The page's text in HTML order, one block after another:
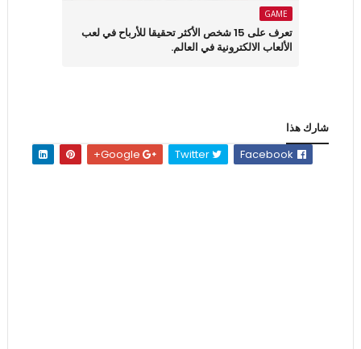
GAME
تعرف على 15 شخص الأكثر تحقيقا للأرباح في لعب
الألعاب الالكترونية في العالم.
شارك هذا
Twitter